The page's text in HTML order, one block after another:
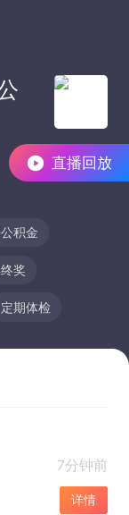
直播回放
积金
奖
定期体检
7分钟前
详情